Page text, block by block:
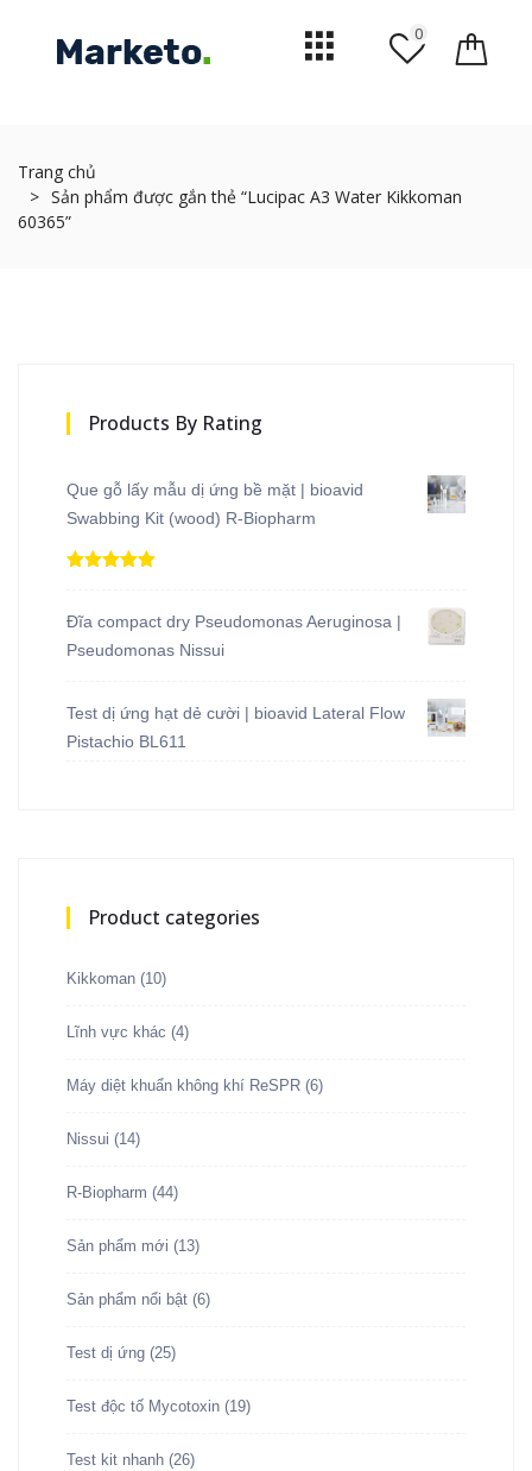
0
Trang chủ
Sản phẩm được gắn thẻ “Lucipac A3 Water Kikkoman
60365”
Products By Rating
Que gỗ lấy mẫu dị ứng bề mặt | bioavid
Swabbing Kit (wood) R-Biopharm
sao
Đĩa compact dry Pseudomonas Aeruginosa |
Pseudomonas Nissui
Test dị ứng hạt dẻ cười | bioavid Lateral Flow
Pistachio BL611
Product categories
Kikkoman (10)
Lĩnh vực khác (4)
Máy diệt khuẩn không khí ReSPR (6)
Nissui (14)
R-Biopharm (44)
Sản phẩm mới (13)
Sản phẩm nổi bật (6)
Test dị ứng (25)
Test độc tố Mycotoxin (19)
Test kit nhanh (26)